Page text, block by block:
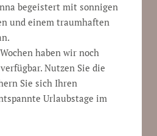
begeistert mit sonnigen
und einem traumhaften
haben wir noch
Nutzen Sie die
Sie sich Ihren
Urlaubstage im
und Preise anzeigen